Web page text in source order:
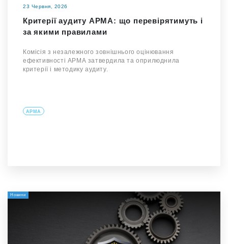
23 Червня, 2026
Критерії аудиту АРМА: що перевірятимуть і
за якими правилами
Комісія з незалежного зовнішнього оцінювання
ефективності АРМА затвердила та оприлюднила
критерії і методику аудиту.
АРМА
Новини